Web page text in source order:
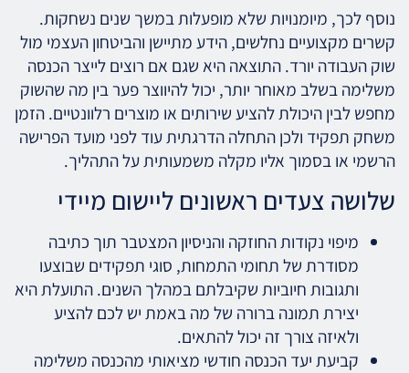
נוסף לכך, מיומנויות שלא מופעלות במשך שנים נשחקות.
קשרים מקצועיים נחלשים, הידע מתיישן והביטחון העצמי מול
שוק העבודה יורד. התוצאה היא שגם אם רוצים לייצר הכנסה
משלימה בשלב מאוחר יותר, יכול להיווצר פער בין מה שהשוק
מחפש לבין היכולת להציע שירותים או מוצרים רלוונטיים. הזמן
משחק תפקיד ולכן התחלה הדרגתית עוד לפני מועד הפרישה
הרשמי או בסמוך אליו מקלה משמעותית על התהליך.
שלושה צעדים ראשונים ליישום מיידי
מיפוי נקודות החוזקה והניסיון המצטבר תוך כתיבה
מסודרת של תחומי התמחות, סוגי תפקידים שבוצעו
ותגובות חיוביות שקיבלתם במהלך השנים. התועלת היא
יצירת תמונה ברורה של מה באמת יש לכם להציע
ולאיזה צורך זה יכול להתאים.
קביעת יעד הכנסה חודשי מציאותי מהכנסה משלימה